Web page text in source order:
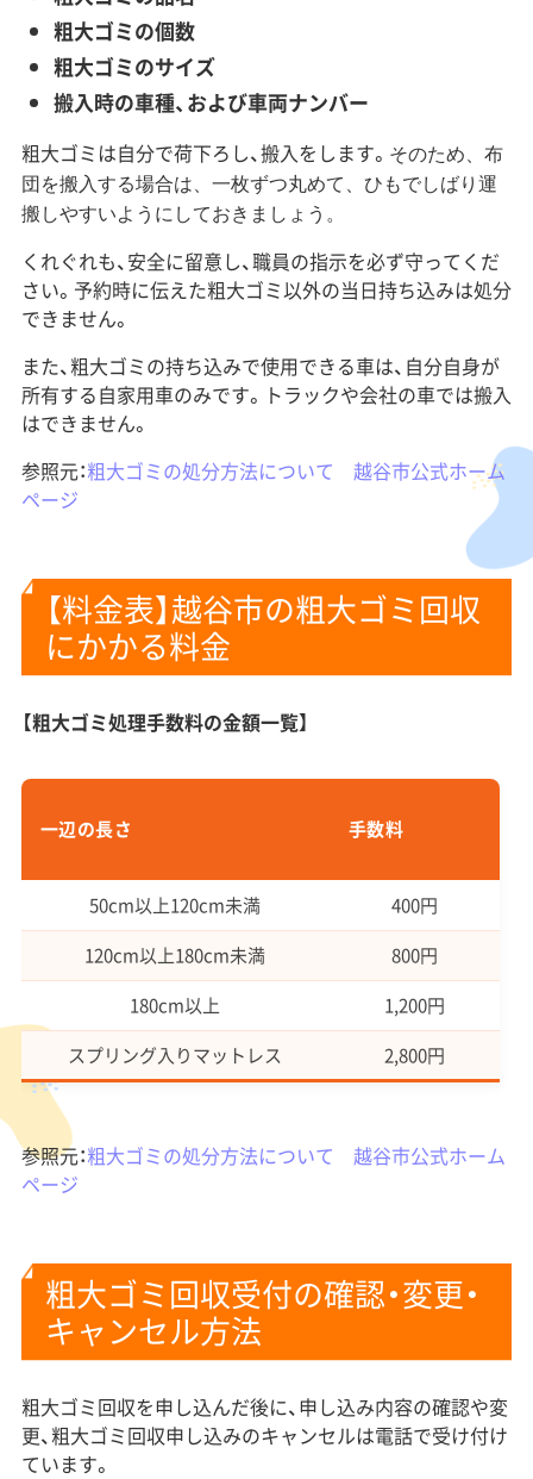
粗大ゴミの個数
粗大ゴミのサイズ
搬入時の車種、および車両ナンバー
粗大ゴミは自分で荷下ろし、搬入をします。 そのため、布
団を搬入する場合は、一枚ずつ丸めて、ひもでしばり運
搬しやすいようにしておきましょう。
くれぐれも、安全に留意し、職員の指示を必ず守ってくだ
さい。予約時に伝えた粗大ゴミ以外の当日持ち込みは処分
できません。
また、粗大ゴミの持ち込みで使用できる車は、自分自身が
所有する自家用車のみです。トラックや会社の車では搬入
はできません。
参照元：粗大ゴミの処分方法について 越谷市公式ホーム
ページ
【料金表】越谷市の粗大ゴミ回収
にかかる料金
【粗大ゴミ処理手数料の金額一覧】
一辺の長さ 手数料
50cm以上120cm未満
400円
120cm以上180cm未満
800円
180cm以上
1,200円
スプリング入りマットレス
2,800円
参照元：粗大ゴミの処分方法について 越谷市公式ホーム
ページ
粗大ゴミ回収受付の確認・変更・
キャンセル方法
粗大ゴミ回収を申し込んだ後に、申し込み内容の確認や変
更、粗大ゴミ回収申し込みのキャンセルは電話で受け付け
ています。